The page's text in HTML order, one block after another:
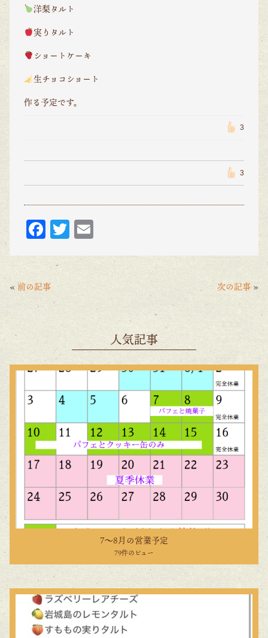
洋梨タルト
実りタルト
ショートケーキ
生チョコショート
作る予定です。
3
3
F
ac
eb
o
o
T
w
itt
m
« 前の記事 次の記事 »
人気記事
7〜8月の営業予定
79件のビュー